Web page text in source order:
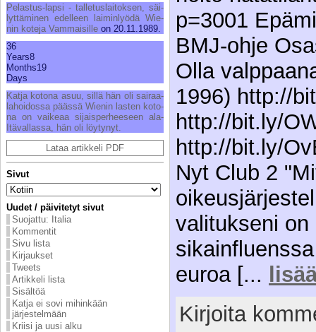
Pe­las­tus-lap­si - tal­le­tus­lai­tok­sen, säi­
lyt­tä­mi­nen edel­leen lai­min­lyö­dä Wie­
nin ko­te­ja Vam­mai­sil­le on 20.11.1989.
36
Years8
Months19
Days
Kat­ja ko­to­na asuu, sil­lä hän oli sai­raa­
la­hoi­dos­sa pääs­sä Wie­nin las­ten ko­to­
na on vai­ke­aa si­jais­per­hee­seen ala-
Itä­val­las­sa, hän oli löy­ty­nyt.
Lataa artikkeli PDF
Sivut
Uudet / päivitetyt sivut
Suojattu: Italia
Kommentit
Sivu lista
Kirjaukset
Tweets
Artikkeli lista
Sisältöä
Katja ei sovi mihinkään
järjestelmään
Kriisi ja uusi alku
p=3001
BMJ-ohje
Olla
1996) http://
http://bit.ly/
http://bit.ly/
Nyt Club 2
valitukseni
euroa [...
Kirjoita